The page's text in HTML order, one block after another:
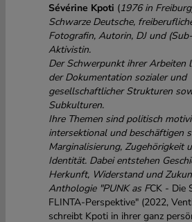
Sévérine Kpoti (1976 in
Schwarze Deutsche,
Fotografin, Autorin, DJ und
Aktivistin.
Der Schwerpunkt ihrer Arbeiten
der Dokumentation sozialer und
gesellschaftlicher Strukturen
Subkulturen.
Ihre Themen sind politisch
intersektional und beschäftigen
Marginalisierung, Zugehörigkeit
Identität. Dabei entstehen
Herkunft, Widerstand und
Anthologie "PUNK as FCK - Die
FLINTA-Perspektive" (2022,
schreibt Kpoti in ihrer ganz